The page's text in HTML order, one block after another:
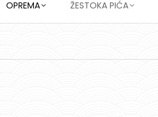
OPREMA ŽESTOKA PIĆA